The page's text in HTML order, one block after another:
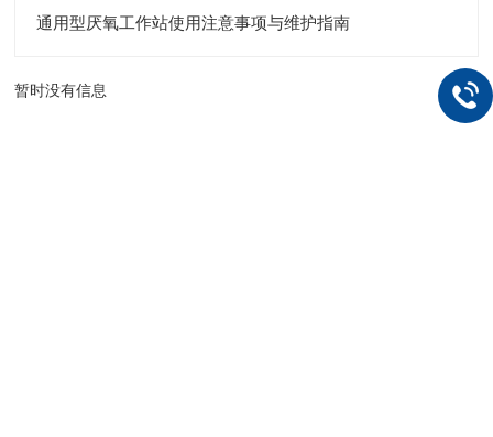
通用型厌氧工作站使用注意事项与维护指南
暂时没有信息